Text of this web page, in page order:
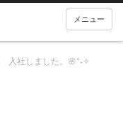
メニュー
入社しました。🌸°˖✧